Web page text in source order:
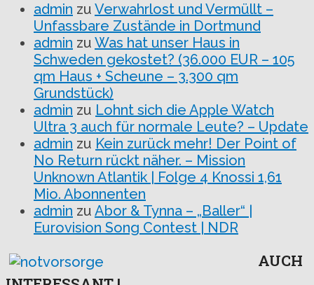
admin zu Verwahrlost und Vermüllt –
Unfassbare Zustände in Dortmund
admin zu Was hat unser Haus in
Schweden gekostet? (36.000 EUR – 105
qm Haus + Scheune – 3.300 qm
Grundstück)
admin zu Lohnt sich die Apple Watch
Ultra 3 auch für normale Leute? – Update
admin zu Kein zurück mehr! Der Point of
No Return rückt näher. – Mission
Unknown Atlantik | Folge 4 Knossi 1,61
Mio. Abonnenten
admin zu Abor & Tynna – „Baller“ |
Eurovision Song Contest | NDR
AUCH